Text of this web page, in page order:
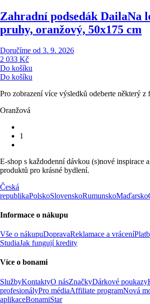
Zahradní podsedák DailaNa
pruhy, oranžový, 50x175 cm
Doručíme od 3. 9. 2026
2 033 Kč
Do košíku
Do košíku
Pro zobrazení více výsledků odeberte některý z
Oranžová
1
E-shop s každodenní dávkou (s)nové inspirace
produktů pro krásné bydlení.
Česká
republikaPolskoSlovenskoRumunskoMaďarsko
Informace o nákupu
Vše o nákupuDopravaReklamace a vrácení
StudiaJak fungují kredity
Více o bonami
SlužbyKontaktyO násZnačkyDárkové poukazy
profesionályPro médiaAffiliate programNová
aplikaceBonamiStar